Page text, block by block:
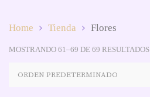
Home Tienda Flores
MOSTRANDO 61–69 DE 69 RESULTADOS